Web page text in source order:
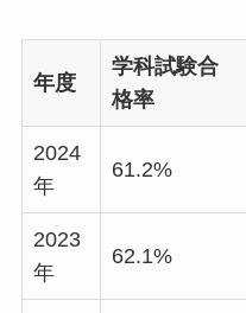
年度
学科試験合
格率
2024
年
61.2%
2023
年
62.1%